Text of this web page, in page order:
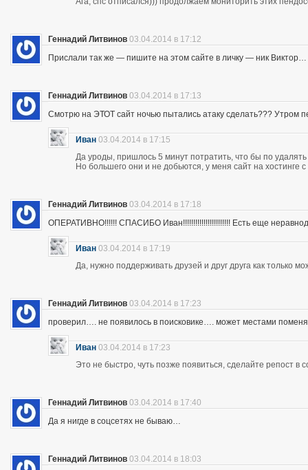
Геннадий Литвинов 03.04.2014 в 17:12
Прислали так же — пишите на этом сайте в личку — ник Виктор…
Геннадий Литвинов 03.04.2014 в 17:13
Смотрю на ЭТОТ сайт ночью пытались атаку сделать??? Утром
Иван 03.04.2014 в 17:15
Да уроды, пришлось 5 минут потратить, что бы по
Но большего они и не добьются, у меня сайт на хостинге
Геннадий Литвинов 03.04.2014 в 17:18
ОПЕРАТИВНО!!!!!! СПАСИБО Иван!!!!!!!!!!!!!!!!!!!!!!! Есть еще
Иван 03.04.2014 в 17:19
Да, нужно поддерживать друзей и друг друга как только
Геннадий Литвинов 03.04.2014 в 17:23
проверил…. не появилось в поисковике…. может местами
Иван 03.04.2014 в 17:23
Это не быстро, чуть позже появиться, сделайте репост в
Геннадий Литвинов 03.04.2014 в 17:40
Да я нигде в соцсетях не бываю…
Геннадий Литвинов 03.04.2014 в 18:03